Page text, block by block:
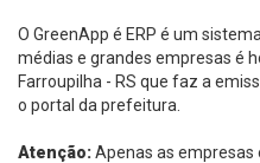
O GreenApp é ERP é um
médias e grandes empresas é
Farroupilha - RS que faz a
o portal da prefeitura.
Atenção:Apenas as empresas